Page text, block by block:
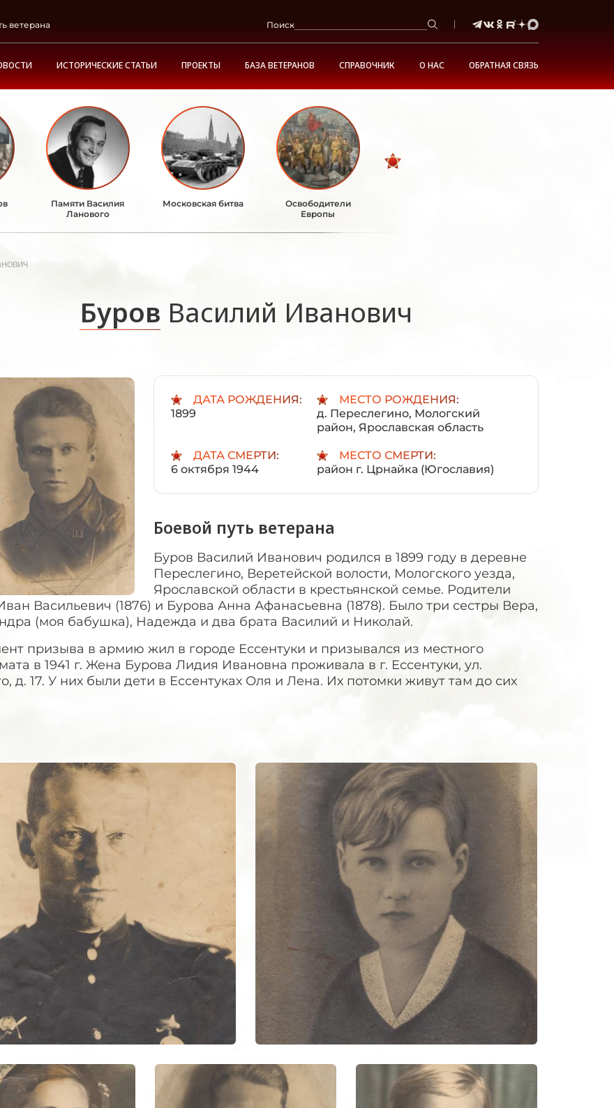
ветерана Поиск
ИСТОРИЧЕСКИЕ СТАТЬИ ПРОЕКТЫ БАЗА ВЕТЕРАНОВ СПРАВОЧНИК О НАС ОБРАТНАЯ СВЯЗЬ
Памяти Василия
Ланового
Московская битва
Освободители
Европы
Буров Василий Иванович
ДАТА РОЖДЕНИЯ:
1899
МЕСТО РОЖДЕНИЯ:
д. Переслегино, Мологский
район, Ярославская область
ДАТА СМЕРТИ:
6 октября 1944
МЕСТО СМЕРТИ:
район г. Црнайка (Югославия)
Боевой путь ветерана
Буров Василий Иванович родился в 1899 году в деревне
Переслегино, Веретейской волости, Мологского уезда,
Ярославской области в крестьянской семье. Родители
Васильевич (1876) и Бурова Анна Афанасьевна (1878). Было три сестры Вера,
(моя бабушка), Надежда и два брата Василий и Николай.
призыва в армию жил в городе Ессентуки и призывался из местного
в 1941 г. Жена Бурова Лидия Ивановна проживала в г. Ессентуки, ул.
д. 17. У них были дети в Ессентуках Оля и Лена. Их потомки живут там до сих